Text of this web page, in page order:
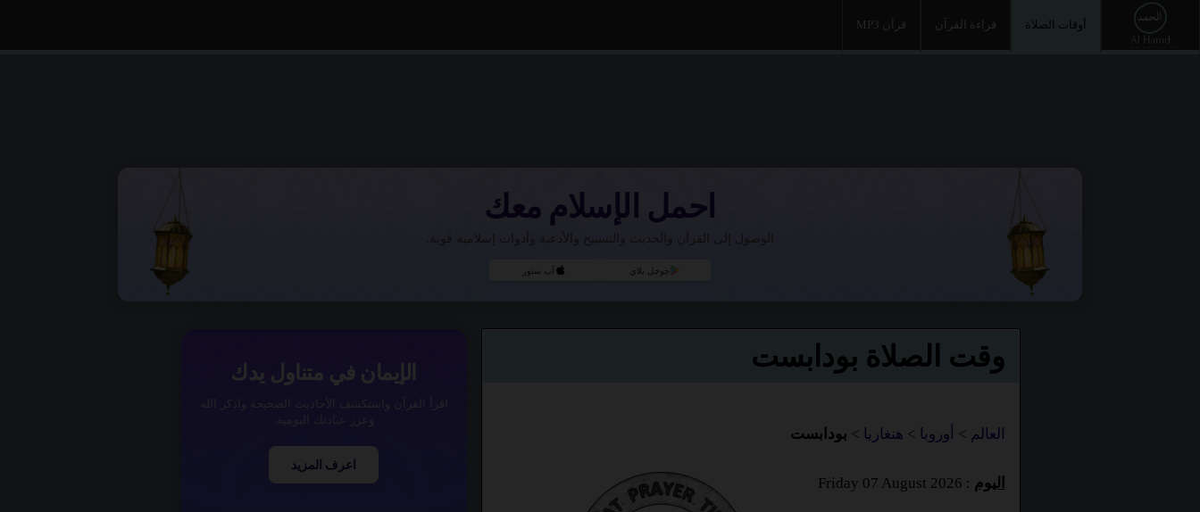
أوقات الصلاة قراءة القرآن قرآن MP3
احمل الإسلام معك
الوصول إلى القرآن والحديث والتسبيح والأدعية وأدوات إسلامية قوية.
جوجل بلاي آب ستور
وقت الصلاة بودابست
العالم > أوروبا > هنغاريا > بودابست
اليوم : Friday 07 August 2026
الإيمان في متناول يدك
اقرأ القرآن واستكشف الأحاديث الصحيحة واذكر الله
اعرف المزيد